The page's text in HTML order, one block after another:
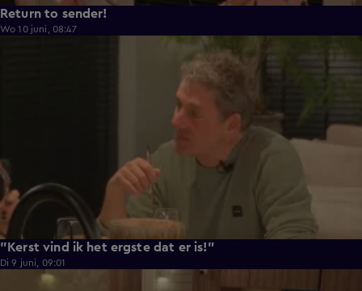
Return to sender!
Wo 10 juni, 08:47
"Kerst vind ik het ergste dat er is!"
Di 9 juni, 09:01